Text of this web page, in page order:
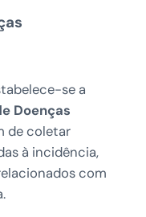
se a
Doenças
de coletar
à incidência,
com